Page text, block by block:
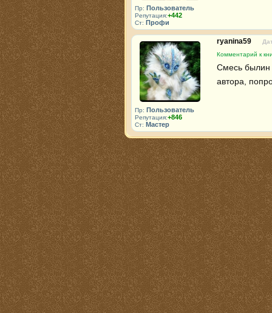
Пр: Пользователь
Репутация:+442
Ст: Профи
Пр: Пользователь
Репутация:+846
Ст: Мастер
ryanina59
Комментарий к
Смесь былин
автора,